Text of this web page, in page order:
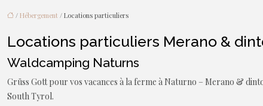
/ Hébergement / Locations particuliers
Locations particuliers Merano &
Waldcamping Naturns
Grüss Gott pour vos vacances à la ferme à Naturno – Merano &
South Tyrol.